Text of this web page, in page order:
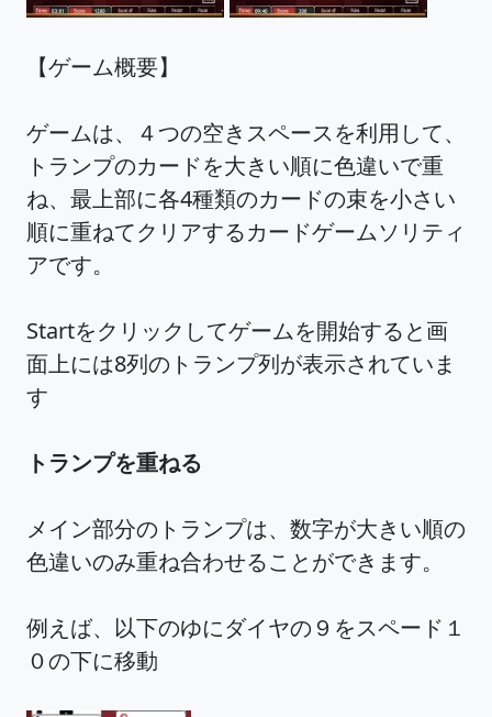
【ゲーム概要】
ゲームは、４つの空きスペースを利用して、
トランプのカードを大きい順に色違いで重
ね、最上部に各4種類のカードの束を小さい
順に重ねてクリアするカードゲームソリティ
アです。
Startをクリックしてゲームを開始すると画
面上には8列のトランプ列が表示されていま
す
トランプを重ねる
メイン部分のトランプは、数字が大きい順の
色違いのみ重ね合わせることができます。
例えば、以下のゆにダイヤの９をスペード１
０の下に移動